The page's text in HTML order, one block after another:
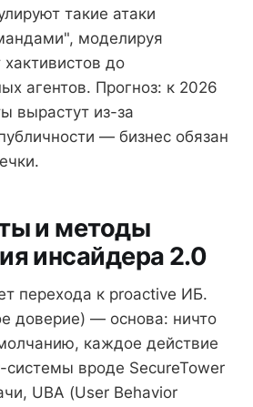
такие атаки
моделируя
до
агентов. Прогноз: к 2026
вырастут из-за
— бизнес обязан
и методы
инсайдера 2.0
перехода к proactive ИБ.
доверие) — основа: ничто
каждое действие
системы вроде SecureTower
UBA (User Behavior